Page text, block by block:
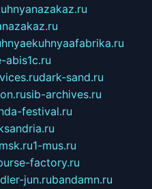
abis1c.ru
dark-sand.ru
sib-archives.ru
festival.ru
1-mus.ru
factory.ru
jun.rubandamn.ru